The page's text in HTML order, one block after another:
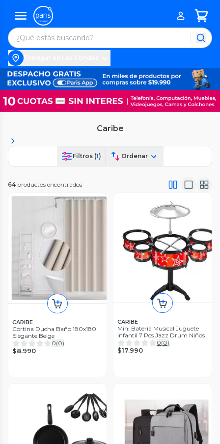
Caribe
Filtros (1) Ordenar
64 productos encontrados
CARIBE
Cortina Ducha Baño 180x180
Elegante Beige
0(0)
$8.990
CARIBE
Mini Batería Musical Juguete
Infantil 7 Pcs Jazz Drum Niños
0(0)
$17.990